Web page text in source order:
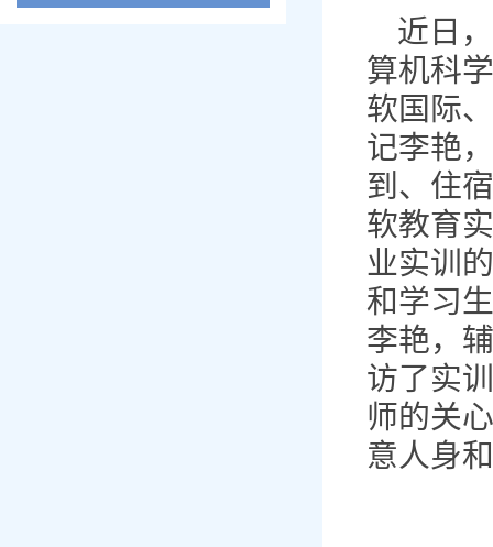
近日
算机科
软国际
记李艳
到、住
软教育
业实训
和学习
李艳，
访了实
师的关
意人身